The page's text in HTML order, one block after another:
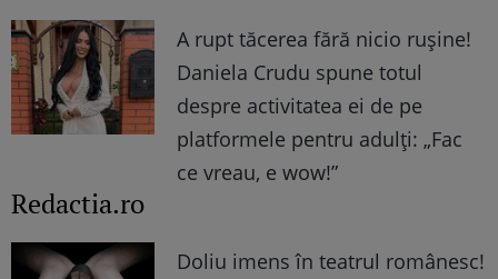
A rupt tăcerea fără nicio rușine!
Daniela Crudu spune totul
despre activitatea ei de pe
platformele pentru adulți: „Fac
ce vreau, e wow!”
Redactia.ro
Doliu imens în teatrul românesc!